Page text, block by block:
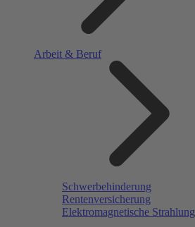
Arbeit & Beruf
Schwerbehinderung
Rentenversicherung
Elektromagnetische Strahlung